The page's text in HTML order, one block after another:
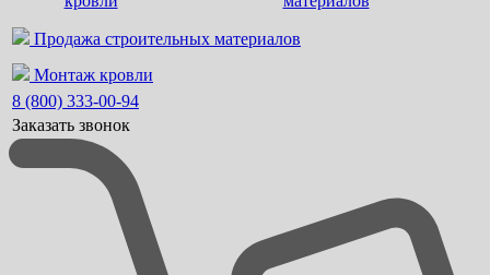
Продажа строительных материалов
Монтаж кровли
8 (800) 333-00-94
Заказать звонок